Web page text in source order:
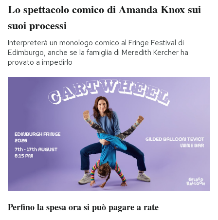
Lo spettacolo comico di Amanda Knox sui
suoi processi
Interpreterà un monologo comico al Fringe Festival di
Edimburgo, anche se la famiglia di Meredith Kercher ha
provato a impedirlo
Perfino la spesa ora si può pagare a rate